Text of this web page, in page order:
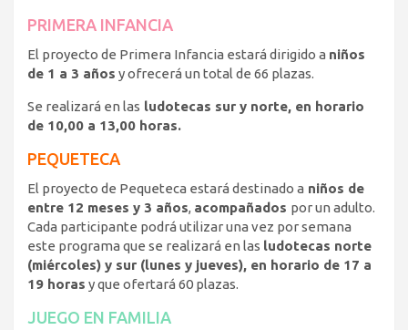
PRIMERA INFANCIA
El proyecto de Primera Infancia estará dirigido a niños
de 1 a 3 años y ofrecerá un total de 66 plazas.
Se realizará en las ludotecas sur y norte, en horario
de 10,00 a 13,00 horas.
PEQUETECA
El proyecto de Pequeteca estará destinado a niños de
entre 12 meses y 3 años, acompañados por un adulto.
Cada participante podrá utilizar una vez por semana
este programa que se realizará en las ludotecas norte
(miércoles) y sur (lunes y jueves), en horario de 17 a
19 horas y que ofertará 60 plazas.
JUEGO EN FAMILIA